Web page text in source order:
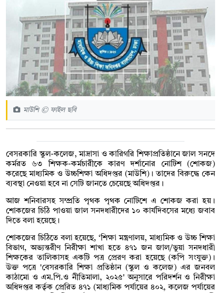
মাউশি © ফাইল ছবি
বেসরকারি স্কুল-কলেজ, মাদ্রাসা ও কারিগরি শিক্ষাপ্রতিষ্ঠানে জাল সনদে
কর্মরত ৬৩ শিক্ষক-কর্মচারীকে কারণ দর্শানোর নোটিশ (শোকজ)
করেছে মাধ্যমিক ও উচ্চশিক্ষা অধিদপ্তর (মাউশি)। তাদের বিরুদ্ধে কেন
ব্যবস্থা নেওয়া হবে না সেটি জানতে চেয়েছে অধিদপ্তর।
আজ শনিবারসহ সম্প্রতি পৃথক পৃথক নোটিশে এ শোকজ করা হয়।
শোকজের চিঠি পাওয়া জাল সনদধারীদের ১০ কার্যদিবসের মধ্যে জবাব
দিতে বলা হয়েছে।
শোকজের চিঠিতে বলা হয়েছে, ‘শিক্ষা মন্ত্রণালয়, মাধ্যমিক ও উচ্চ শিক্ষা
বিভাগ, অভ্যন্তরীণ নিরীক্ষা শাখা হতে ৪৭১ জন জাল/ভুয়া সনদধারী
শিক্ষকের তালিকাসহ একটি পত্র প্রেরণ করা হয়েছে (কপি সংযুক্ত)।
উক্ত পত্রে 'বেসরকারি শিক্ষা প্রতিষ্ঠান (স্কুল ও কলেজ) এর জনবল
কাঠামো ও এম.পি.ও নীতিমালা, ২০২৫' অনুসারে পরিদর্শন ও নিরীক্ষা
অধিদপ্তর কর্তৃক প্রেরিত ৪৭১ (মাধ্যমিক পর্যায়ের ৪০২, কলেজ পর্যায়ের